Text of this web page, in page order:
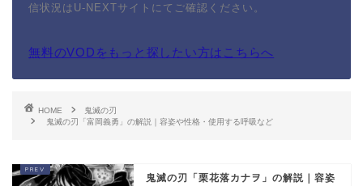
信状況はU-NEXTサイトにてご確認ください。
無料のVODをもっと探したい方はこちらへ
HOME
鬼滅の刃
鬼滅の刃「富岡義勇」の解説｜容姿や性格・使用する呼吸など
鬼滅の刃「栗花落カナヲ」の解説｜容姿